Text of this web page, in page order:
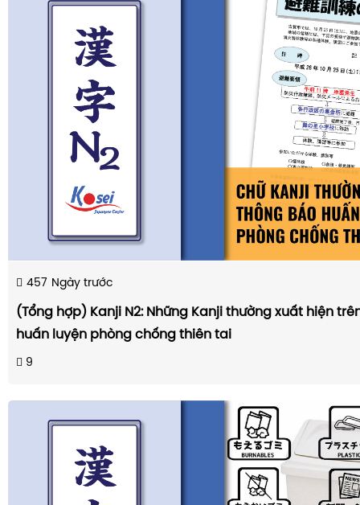
457 Ngày trước
(Tổng hợp) Kanji N2: Những Kanji thường xuất hiện
huấn luyện phòng chống thiên tai
9